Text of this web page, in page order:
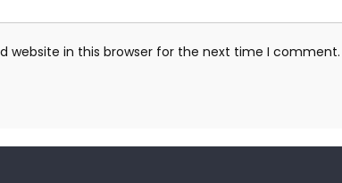
website in this browser for the next time I comment.